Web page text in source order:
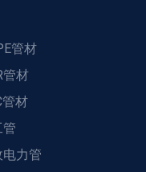
管材
管材
管材
管
电力管